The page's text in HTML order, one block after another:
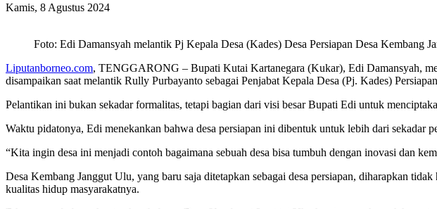
Kamis, 8 Agustus 2024
Foto: Edi Damansyah melantik Pj Kepala Desa (Kades) Desa Persiapan Desa Kembang
Liputanborneo.com, TENGGARONG – Bupati Kutai Kartanegara (Kukar), Edi Damansyah,
disampaikan saat melantik Rully Purbayanto sebagai Penjabat Kepala Desa (Pj. Kades)
Pelantikan ini bukan sekadar formalitas, tetapi bagian dari visi besar Bupati Edi untuk
Waktu pidatonya, Edi menekankan bahwa desa persiapan ini dibentuk untuk lebih dari sekadar
“Kita ingin desa ini menjadi contoh bagaimana sebuah desa bisa tumbuh dengan inovasi dan
Desa Kembang Janggut Ulu, yang baru saja ditetapkan sebagai desa persiapan, diharapkan
kualitas hidup masyarakatnya.